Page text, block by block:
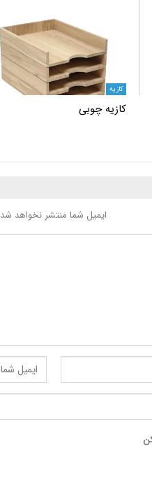
کازیه
کازیه چوبی
ایمیل شما منتشر نخواهد شد